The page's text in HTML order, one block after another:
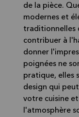
de la pièce.
modernes et
traditionnelles
contribuer à
donner
poignées ne
pratique, elles
design qui
votre cuisine
l'atmosphère